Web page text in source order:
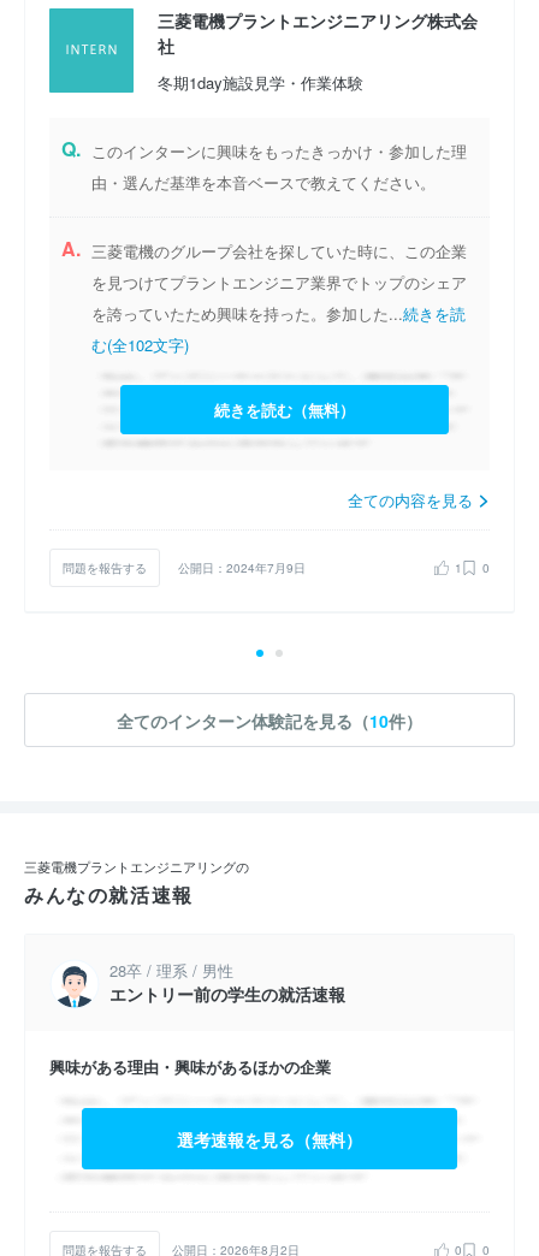
三菱電機プラントエンジニアリング株式会
社
冬期1day施設見学・作業体験
Q.
このインターンに興味をもったきっかけ・参加した理
由・選んだ基準を本音ベースで教えてください。
A. 三菱電機のグループ会社を探していた時に、この企業
を見つけてプラントエンジニア業界でトップのシェア
を誇っていたため興味を持った。参加した...続きを読
む(全102文字)
続きを読む（無料）
全ての内容を見る
問題を報告する 公開日：2024年7月9日 1 0
全てのインターン体験記を見る（10件）
三菱電機プラントエンジニアリングの
みんなの就活速報
28卒 / 理系 / 男性
エントリー前の学生の就活速報
興味がある理由・興味があるほかの企業
選考速報を見る（無料）
問題を報告する 公開日：2026年8月2日 0 0